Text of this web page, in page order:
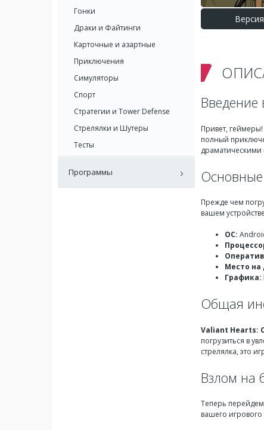
Введение
Привет,
полный
драматическими
Прежде чем
вашем
ОС:
Место на
Графика:
Общая
Valiant Hearts:
погрузиться в
стрелялка, это
Взлом на
Теперь
вашего
Гонки
Драки и Файтинги
Карточные и азартные
Приключения
Симуляторы
Спорт
Стратегии и Tower Defense
Стрелялки и Шутеры
Тесты
Программы